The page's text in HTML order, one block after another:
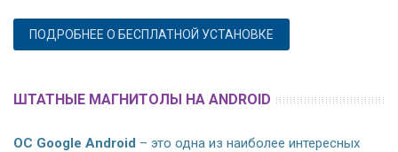
ПОДРОБНЕЕ О БЕСПЛАТНОЙ УСТАНОВКЕ
ШТАТНЫЕ МАГНИТОЛЫ НА ANDROID
ОС Google Android – это одна из наиболее интересных